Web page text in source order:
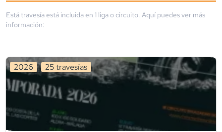
Está travesía está incluida en 1 liga o circuito. Aquí puedes ver más
información:
2026 25travesías